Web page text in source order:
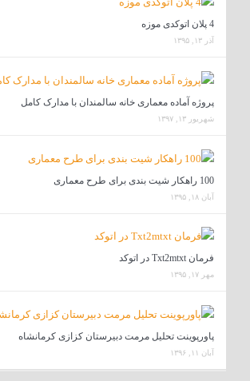
4 پلان اتوکدی موزه
آذر ۱۳, ۱۳۹۵
پروژه آماده معماری خانه سالمندان با مدارک کامل
شهریور ۱۳, ۱۳۹۷
100 راهکار شیت بندی برای طرح معماری
آبان ۱۸, ۱۳۹۵
فرمان Txt2mtxt در اتوکد
مهر ۱۷, ۱۳۹۵
پاورپوینت تحلیل مرمت دبیرستان کزازی کرمانشاه
آبان ۱۱, ۱۳۹۶